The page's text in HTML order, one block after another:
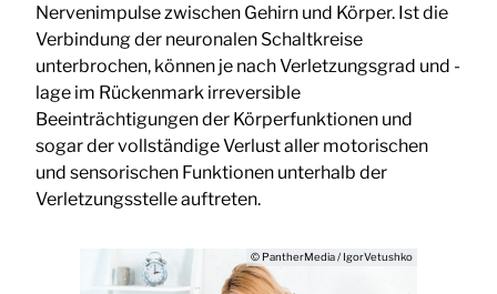
Nervenimpulse zwischen Gehirn und Körper. Ist die
Verbindung der neuronalen Schaltkreise
unterbrochen, können je nach Verletzungsgrad und -
lage im Rückenmark irreversible
Beeinträchtigungen der Körperfunktionen und
sogar der vollständige Verlust aller motorischen
und sensorischen Funktionen unterhalb der
Verletzungsstelle auftreten.
© PantherMedia / IgorVetushko